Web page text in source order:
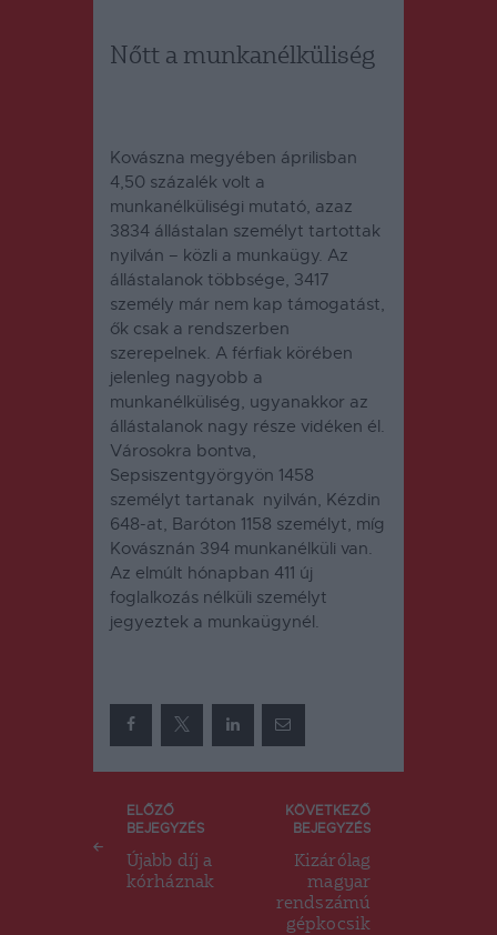
Nőtt a munkanélküliség
Kovászna megyében áprilisban
4,50 százalék volt a
munkanélküliségi mutató, azaz
3834 állástalan személyt tartottak
nyilván – közli a munkaügy. Az
állástalanok többsége, 3417
személy már nem kap támogatást,
ők csak a rendszerben
szerepelnek. A férfiak körében
jelenleg nagyobb a
munkanélküliség, ugyanakkor az
állástalanok nagy része vidéken él.
Városokra bontva,
Sepsiszentgyörgyön 1458
személyt tartanak nyilván, Kézdin
648-at, Baróton 1158 személyt, míg
Kovásznán 394 munkanélküli van.
Az elmúlt hónapban 411 új
foglalkozás nélküli személyt
jegyeztek a munkaügynél.
Bejegyzés
navigáció
ELŐZŐ
BEJEGYZÉS
Újabb díj a
kórháznak
KÖVETKEZŐ
BEJEGYZÉS
Kizárólag
magyar
rendszámú
gépkocsik